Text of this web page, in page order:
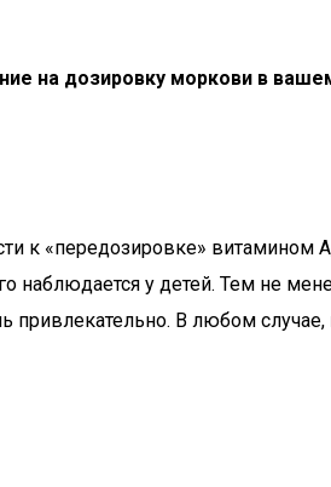
на дозировку моркови в
к «передозировке» витамином
у детей. Тем не
привлекательно. В любом случае,